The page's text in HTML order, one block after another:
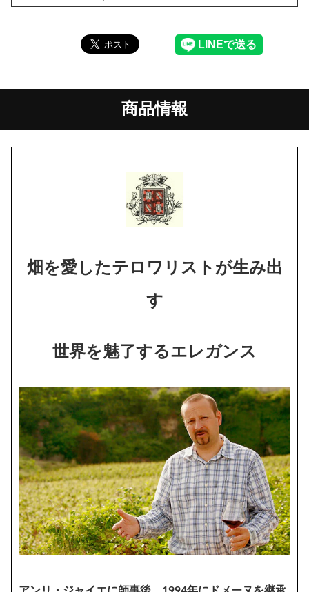
商品情報
畑を愛したテロワリストが生み出
す
世界を魅了するエレガンス